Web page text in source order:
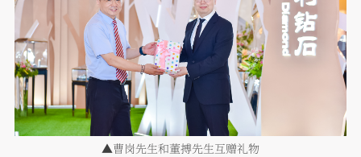
▲曹岗先生和董搏先生互赠礼物